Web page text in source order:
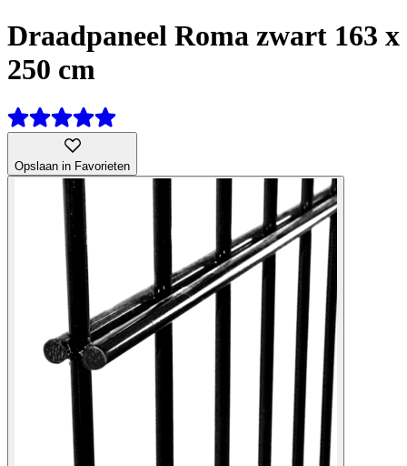
Draadpaneel Roma zwart 163 x
250 cm
Opslaan in Favorieten